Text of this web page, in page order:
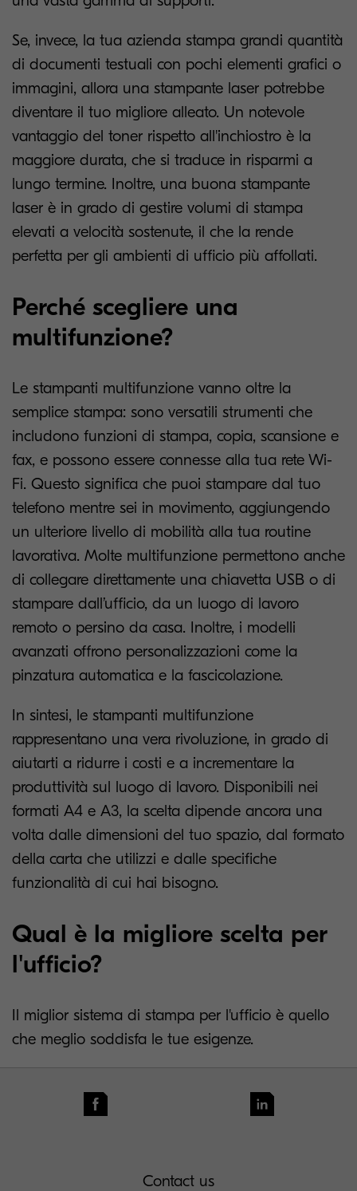
Se, invece, la tua azienda stampa grandi quantità
di documenti testuali con pochi elementi grafici o
immagini, allora una stampante laser potrebbe
diventare il tuo migliore alleato. Un notevole
vantaggio del toner rispetto all'inchiostro è la
maggiore durata, che si traduce in risparmi a
lungo termine. Inoltre, una buona stampante
laser è in grado di gestire volumi di stampa
elevati a velocità sostenute, il che la rende
perfetta per gli ambienti di ufficio più affollati.
Perché scegliere una
multifunzione?
Le stampanti multifunzione vanno oltre la
semplice stampa: sono versatili strumenti che
includono funzioni di stampa, copia, scansione e
fax, e possono essere connesse alla tua rete Wi-
Fi. Questo significa che puoi stampare dal tuo
telefono mentre sei in movimento, aggiungendo
un ulteriore livello di mobilità alla tua routine
lavorativa. Molte multifunzione permettono anche
di collegare direttamente una chiavetta USB o di
stampare dall’ufficio, da un luogo di lavoro
remoto o persino da casa. Inoltre, i modelli
avanzati offrono personalizzazioni come la
pinzatura automatica e la fascicolazione.
In sintesi, le stampanti multifunzione
rappresentano una vera rivoluzione, in grado di
aiutarti a ridurre i costi e a incrementare la
produttività sul luogo di lavoro. Disponibili nei
formati A4 e A3, la scelta dipende ancora una
volta dalle dimensioni del tuo spazio, dal formato
della carta che utilizzi e dalle specifiche
funzionalità di cui hai bisogno.
Qual è la migliore scelta per
l'ufficio?
Il miglior sistema di stampa per l'ufficio è quello
che meglio soddisfa le tue esigenze.
Contact us